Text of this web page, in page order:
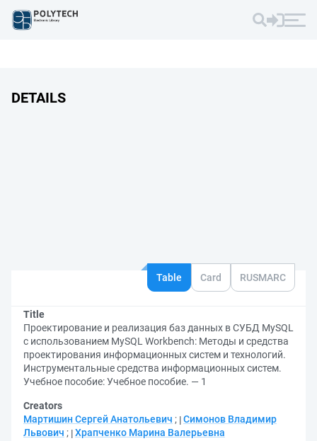
DETAILS
Table Card RUSMARC
Title
Проектирование и реализация баз данных в СУБД MySQL
с использованием MySQL Workbench: Методы и средства
проектирования информационных систем и технологий.
Инструментальные средства информационных систем.
Учебное пособие: Учебное пособие. — 1
Creators
Мартишин Сергей Анатольевич ; Симонов Владимир
Львович ; Храпченко Марина Валерьевна